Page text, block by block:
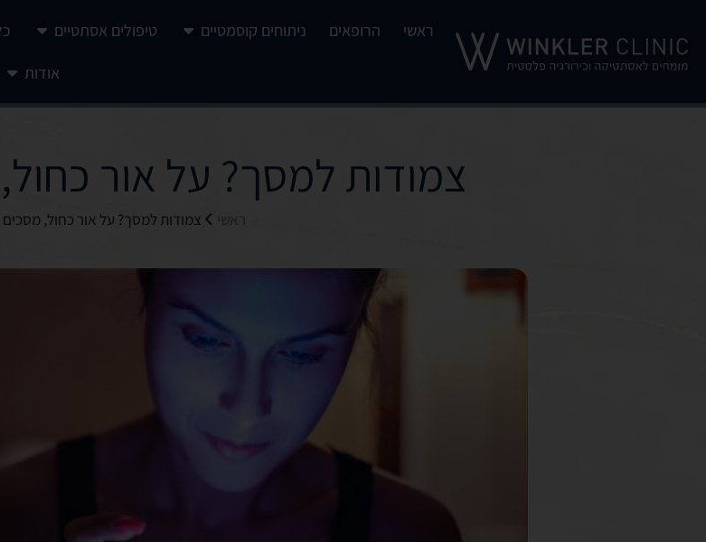
ראשי הרופאים ניתוחים קוסמטיים טיפולים אסתטיים
אודות
צמודות למסך? על אור כחול,
ראשי צמודות למסך? על אור כחול, מסכים